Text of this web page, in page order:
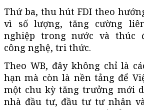
Thứ ba, thu hút FDI theo
vì số lượng, tăng cường
nghiệp trong nước và thúc
công nghệ, tri thức.
Theo WB, đây không chỉ là
hạn mà còn là nền tảng để
một chu kỳ tăng trưởng mới
nhà đầu tư, đầu tư tư nhân